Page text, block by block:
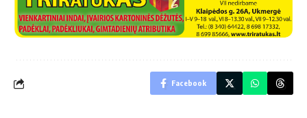
Facebook